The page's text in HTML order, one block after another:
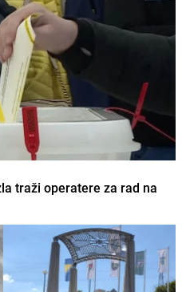
traži operatere za rad na